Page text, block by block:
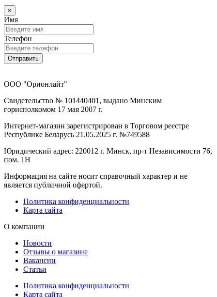
×
Имя
Телефон
Отправить
ООО "Орионлайт"
Свидетельство № 101440401, выдано Минским
горисполкомом 17 мая 2007 г.
Интернет-магазин зарегистрирован в Торговом реестре
Республике Беларусь 21.05.2025 г. №749588
Юридический адрес: 220012 г. Минск, пр-т Независимости 76,
пом. 1Н
Информация на сайте носит справочный характер и не
является публичной офертой.
Политика конфиденциальности
Карта сайта
О компании
Новости
Отзывы о магазине
Вакансии
Статьи
Политика конфиденциальности
Карта сайта